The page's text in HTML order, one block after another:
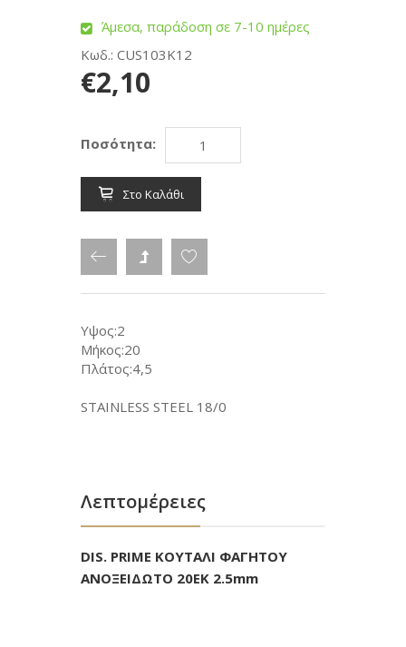
Άμεσα, παράδοση σε 7-10 ημέρες
Κωδ.: CUS103K12
€2,10
Ποσότητα:
Στο Καλάθι
Υψος:2
Μήκος:20
Πλάτος:4,5
STAINLESS STEEL 18/0
Λεπτομέρειες
DIS. PRIME ΚΟΥΤΑΛΙ ΦΑΓΗΤΟΥ
ΑΝΟΞΕΙΔΩΤΟ 20ΕΚ 2.5mm